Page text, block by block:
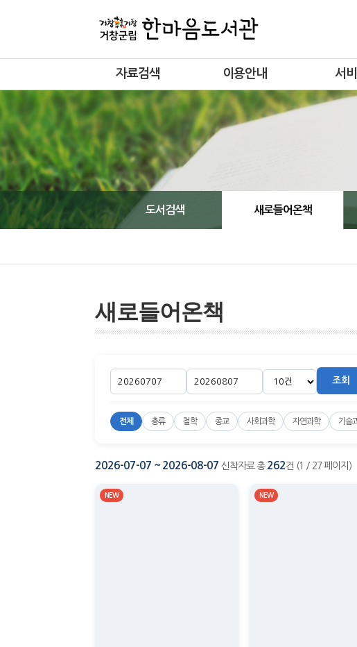
자료검색 이용안내 서
도서검색 새로들어온책
새로들어온책
조회
전체 총류 철학 종교 사회과학 자연과학 기술
2026-07-07 ~ 2026-08-07 신착자료 총 262건 (1 / 27 페이지)
NEW NEW